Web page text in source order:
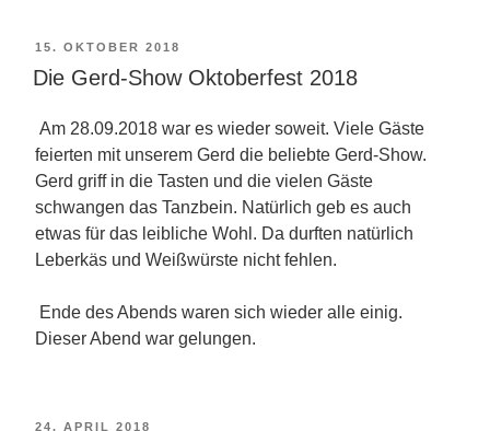
VERÖFFENTLICHT
AM
15. OKTOBER 2018
Die Gerd-Show Oktoberfest 2018
Am 28.09.2018 war es wieder soweit. Viele Gäste
feierten mit unserem Gerd die beliebte Gerd-Show.
Gerd griff in die Tasten und die vielen Gäste
schwangen das Tanzbein. Natürlich geb es auch
etwas für das leibliche Wohl. Da durften natürlich
Leberkäs und Weißwürste nicht fehlen.
Ende des Abends waren sich wieder alle einig.
Dieser Abend war gelungen.
VERÖFFENTLICHT
24. APRIL 2018